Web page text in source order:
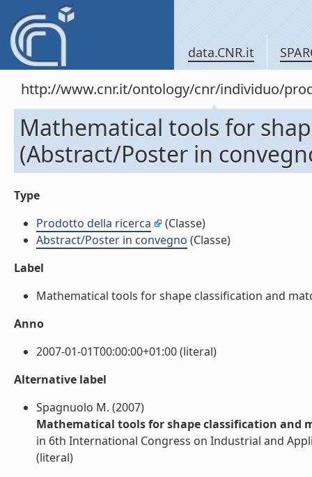
data.CNR.it
http://www.cnr.it/ontology/cnr/individuo/
Mathematical tools for
(Abstract/Poster in
Type
Prodotto della ricerca
(Classe)
Abstract/Poster in convegno (Classe)
Label
Mathematical tools for shape classification and
Anno
2007-01-01T00:00:00+01:00 (literal)
Alternative label
Spagnuolo M. (2007)
Mathematical tools for shape classification and
in 6th International Congress on Industrial and
(literal)